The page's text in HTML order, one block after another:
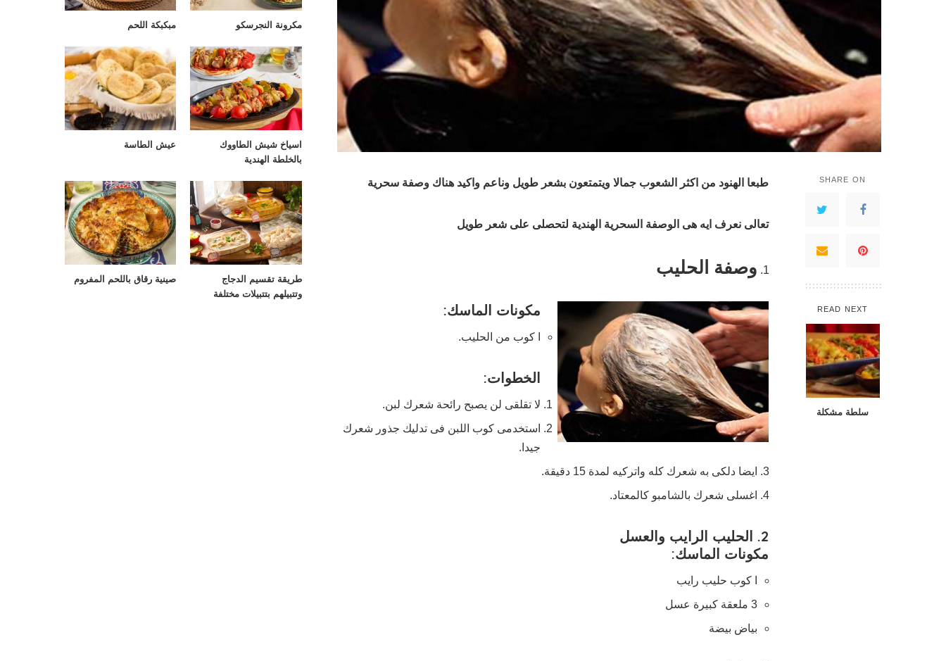
SHARE ON
READ NEXT
سلطة مشكلة
طبعا الهنود من اكثر الشعوب جمالا ويتمتعون بشعر طويل وناعم واكيد هناك وصفة سحرية
تعالى نعرف ايه هى الوصفة السحرية الهندية لتحصلى على شعر طويل
وصفة الحليب
مكونات الماسك:
ا كوب من الحليب.
الخطوات:
لا تقلقى لن يصبح رائحة شعرك لبن.
استخدمى كوب اللبن فى تدليك جذور شعرك
جيدا.
ايضا دلكى به شعرك كله واتركيه لمدة 15 دقيقة.
اغسلى شعرك بالشامبو كالمعتاد.
2. الحليب الرايب والعسل
مكونات الماسك:
ا كوب حليب رايب
3 ملعقة كبيرة عسل
بياض بيضة
مكرونة النجرسكو مبكبكة اللحم
اسياخ شيش الطاووك
بالخلطة الهندية
عيش الطاسة
طريقة تقسيم الدجاج
وتتبيلهم بتتبيلات مختلفة
صينية رقاق باللحم المفروم